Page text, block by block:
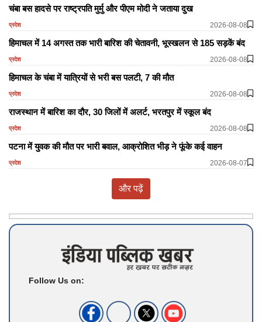
चंबा बस हादसे पर राष्ट्रपति मुर्मु और पीएम मोदी ने जताया दुख
प्रदेश 2026-08-08
हिमाचल में 14 अगस्त तक भारी बारिश की चेतावनी, भूस्खलन से 185 सड़कें बंद
प्रदेश 2026-08-08
हिमाचल के चंबा में यात्रियों से भरी बस पलटी, 7 की मौत
प्रदेश 2026-08-08
राजस्थान में बारिश का दौर, 30 जिलों में अलर्ट, भरतपुर में स्कूल बंद
प्रदेश 2026-08-08
पटना में युवक की मौत पर भारी बवाल, आक्रोशित भीड़ ने फूंके कई वाहन
प्रदेश 2026-08-07
और पढ़ें
Follow Us on: